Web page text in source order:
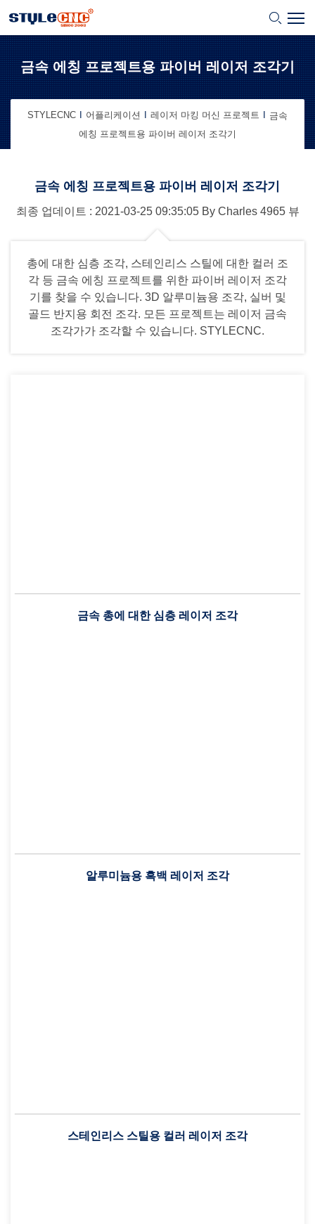
금속 에칭 프로젝트용 파이버 레이저 조각기
STYLECNC 어플리케이션 레이저 마킹 머신 프로젝트
금속
에칭 프로젝트용 파이버 레이저 조각기
금속 에칭 프로젝트용 파이버 레이저 조각기
최종 업데이트 : 2021-03-25 09:35:05By Charles4965 뷰
총에 대한 심층 조각, 스테인리스 스틸에 대한 컬러 조
각 등 금속 에칭 프로젝트를 위한 파이버 레이저 조각
기를 찾을 수 있습니다. 3D 알루미늄용 조각, 실버 및
골드 반지용 회전 조각. 모든 프로젝트는 레이저 금속
조각가가 조각할 수 있습니다. STYLECNC.
금속 총에 대한 심층 레이저 조각
알루미늄용 흑백 레이저 조각
스테인리스 스틸용 컬러 레이저 조각